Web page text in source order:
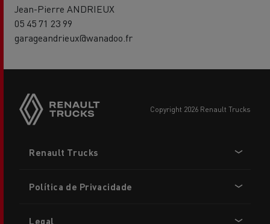
Jean-Pierre ANDRIEUX
05 45 71 23 99
garageandrieux@wanadoo.fr
copyright 2026 Renault Trucks
menu
Renault Trucks
Política de Privacidade
Legal